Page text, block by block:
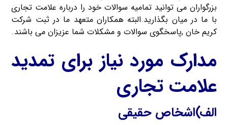
بزرگواران می توانید تمامیه سوالات خود را درباره علامت تجاری
با ما در میان بگذارید.البته همکاران متعهد ما در ثبت شرکت
کریم خان ,پاسخگوی سوالات و مشکلات شما عزیزان می باشند.
مدارک مورد نیاز برای تمدید
علامت تجاری
الف)اشخاص حقیقی